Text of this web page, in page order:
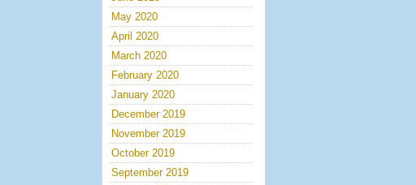
May 2020
April 2020
March 2020
February 2020
January 2020
December 2019
November 2019
October 2019
September 2019